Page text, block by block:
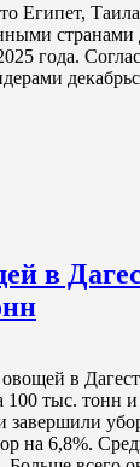
Египет,
странами
года.
в
в
тыс. тонн и
завершили
на 6,8%.